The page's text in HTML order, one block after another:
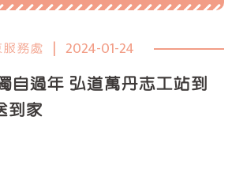
服務處 2024-01-24
自過年 弘道萬丹志工站到
到家